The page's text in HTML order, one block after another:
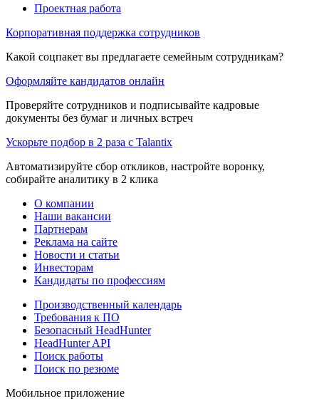
Проектная работа
Корпоративная поддержка сотрудников
Какой соцпакет вы предлагаете семейным сотрудникам?
Оформляйте кандидатов онлайн
Проверяйте сотрудников и подписывайте кадровые
документы без бумаг и личных встреч
Ускорьте подбор в 2 раза с Talantix
Автоматизируйте сбор откликов, настройте воронку,
собирайте аналитику в 2 клика
О компании
Наши вакансии
Партнерам
Реклама на сайте
Новости и статьи
Инвесторам
Кандидаты по профессиям
Производственный календарь
Требования к ПО
Безопасный HeadHunter
HeadHunter API
Поиск работы
Поиск по резюме
Мобильное приложение